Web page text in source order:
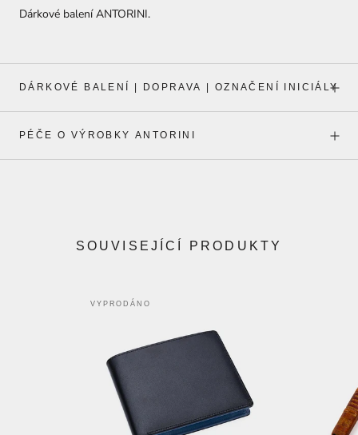
Dárkové balení ANTORINI.
DÁRKOVÉ BALENÍ | DOPRAVA | OZNAČENÍ INICIÁLY
PÉČE O VÝROBKY ANTORINI
SOUVISEJÍCÍ PRODUKTY
VYPRODÁNO